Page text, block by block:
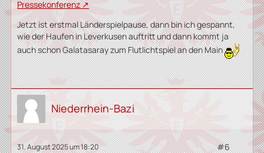
Pressekonferenz
Jetzt ist erstmal Länderspielpause, dann bin ich gespannt,
wie der Haufen in Leverkusen auftritt und dann kommt ja
auch schon Galatasaray zum Flutlichtspiel an den Main
Niederrhein-Bazi
31. August 2025 um 18:20 #6